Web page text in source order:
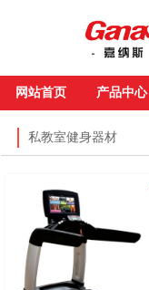
网站首页 产品中心
私教室健身器材